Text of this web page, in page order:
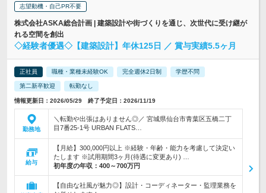
志望動機・自己PR不要
株式会社ASKA総合計画 | 建築設計や街づくりを通じ、次世代に受け継が
れる空間を創出
◇経験者優遇◇【建築設計】年休125日 ／ 賞与実績5.5ヶ月
正社員 職種・業種未経験OK 完全週休2日制 学歴不問
第二新卒歓迎 転勤なし
情報更新日：2026/05/29 終了予定日：2026/11/19
勤務地
＼転勤や出張はありません◎／ 宮城県仙台市青葉区五橋二丁
目7番25-1号 URBAN FLATS…
給与
【月給】300,000円以上 ※経験・年齢・能力を考慮して決定い
たします ※試用期間3ヶ月(待遇に変更あり) …
初年度の年収： 400～700万円
【自由な社風が魅力◎】設計・コーディネーター・監理業務を